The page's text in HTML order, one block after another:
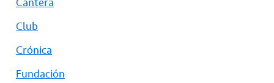
Club
Crónica
Fundación